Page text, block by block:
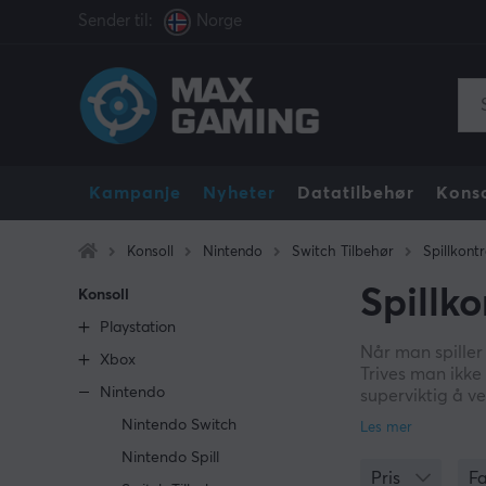
Sender til: Norge
Kampanje Nyheter Datatilbehør
Konsoll Nintendo Switch Tilbehør
Konsoll
Playstation
Xbox
Nintendo
Nintendo Switch
Nintendo Spill
Når man
Trives man
superviktig å
Pris